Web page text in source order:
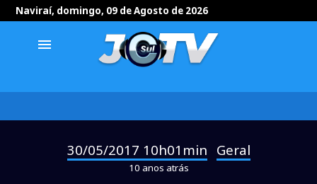
Naviraí, domingo, 09 de Agosto de 2026
menu
30/05/2017 10h01min Geral
10 anos atrás